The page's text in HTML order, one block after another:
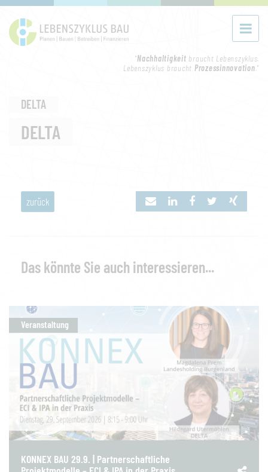
"Nachhaltigkeit braucht Lebenszyklus.
Lebenszyklus braucht Prozessinnovation."
DELTA
DELTA
zurück
Das könnte Sie auch interessieren...
Veranstaltung
KONNEX BAU 29.9. | Partnerschaftliche